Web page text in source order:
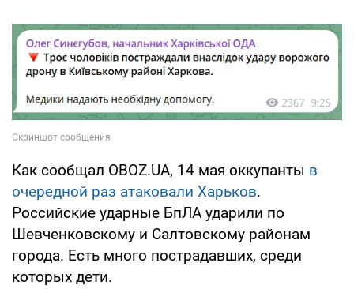
Как сообщал OBOZ.UA, 14 мая оккупанты в
очередной раз атаковали Харьков.
Российские ударные БпЛА ударили по
Шевченковскому и Салтовскому районам
города. Есть много пострадавших, среди
которых дети.